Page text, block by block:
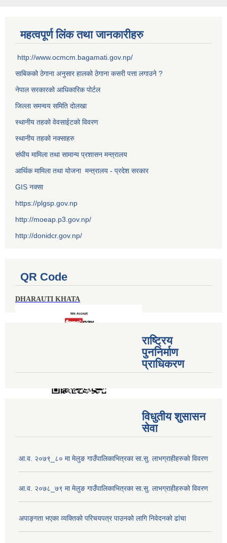
महत्वपूर्ण लिंक तथा जानकारीहरु
http://www.ocmcm.bagamati.gov.np/
साबिकको ठेगाना अनुसार हालको ठेगाना कसरी पत्ता लगाउने ?
नेपाल सरकारको आधिकारिक पोर्टल
जिल्ला समन्वय समिति दोलखा
स्थानीय तहको वेवसाईटको विवरण
स्थानीय तहको नक्साहरु
संघीय मामिला तथा सामान्य प्रशासन मन्त्रालय
आर्थिक मामिला तथा योजना मन्त्रालय - प्रदेश सरकार
GIS नक्सा
https://plgsp.gov.np
http://moeap.p3.gov.np/
http://donidcr.gov.np/
QR Code
DHARAUTI KHATA
राष्ट्रिय
पुननिर्माण
प्राधिकरण
विधुतीय शुसासन
सेवा
आ.व. २०७९_८० मा मेलुङ गाउँपालिकाभित्रका सा.सु. लाभग्राहीहरुको विवरण
आ.व. २०७८_७९ मा मेलुङ गाउँपालिकाभित्रका सा.सु. लाभग्राहीहरुको विवरण
अपाङ्गता भएका व्यक्तिको परिचयपत्र पाउनको लागि निवेदनको ढांचा